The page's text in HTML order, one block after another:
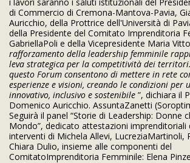
di Commercio di Cremona-Mantova-Pavia,
Auricchio, della Prottrice dell'Università di
della Presidente del Comitato Imprenditoria
GabriellaPoli e della Vicepresidente Maria
rafforzamento della leadership femminile
leva strategica per la competitività dei
questo Forum consentono di mettere in rete
esperienze e visioni, creando le condizioni per
innovativo, inclusivo e sostenibile ”, dichiara il
Domenico Auricchio. AssuntaZanetti
Seguirà il panel “Storie di Leadership: Donne
Mondo”, dedicato attestazioni
interventi di Michela Allevi, LucreziaMartinoli,
Chiara Dulio, insieme alle componenti del
ComitatoImprenditoria Femminile: Elena